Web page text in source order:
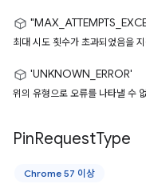
최대 시도 횟수가 초과되었음을
'UNKNOWN_ERROR'
위의 유형으로 오류를 나타낼 수
PinRequestType
Chrome 57 이상